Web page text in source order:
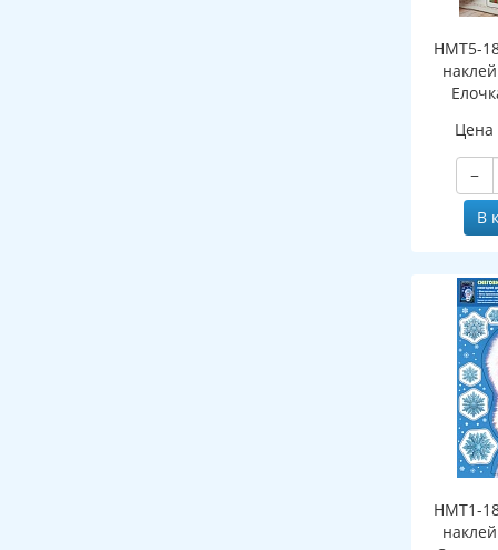
НМТ5-
Цена
−
В
НМТ1-